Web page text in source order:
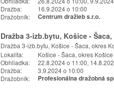
Dražba:
16.9.2024 o 10:00
Dražobník:
Centrum dražieb s.r.o.
Dražba 3-izb.bytu, Košice -
Dražba 3-izb.bytu, Košice - Šaca, okres
Lokalita:
Košice - Šaca, okres Košice
Obhliadka:
22.8.2024 o 11:00,
Dražba:
3.9.2024 o 10:00
Dražobník:
Profesionálna dražobná